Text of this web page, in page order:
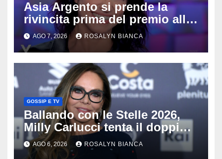
Asia Argento si prende la
rivincita prima del premio alla
carriera: «Mi chiamano
raccomandata e cagna»
AGO 7, 2026 ROSALYN BIANCA
GOSSIP E TV
Ballando con le Stelle 2026,
Milly Carlucci tenta il doppio
colpo: tra i papabili Ornella
Muti e Monica Guerritore
AGO 6, 2026 ROSALYN BIANCA